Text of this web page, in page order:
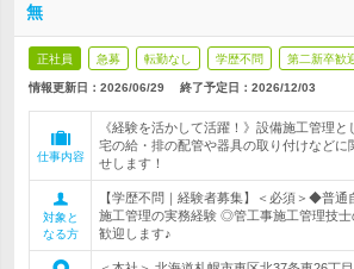
無
正社員 急募 転勤なし 学歴不問 第二新卒歓
情報更新日：2026/06/29 終了予定日： 2026/12/03
仕事内容
《経験を活かして活躍！》設備施工管理
宅の給・排の配管や器具の取り付けなどに
せします！
対象と
なる方
【学歴不問｜経験者募集】＜必須＞◆普
施工管理の実務経験 ◎管工事施工管理技士
歓迎します♪